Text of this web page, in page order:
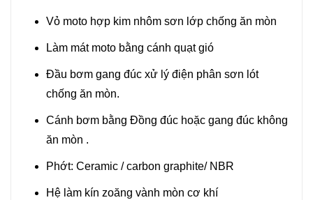
Vỏ moto hợp kim nhôm sơn lớp chống ăn mòn
Làm mát moto bằng cánh quạt gió
Đầu bơm gang đúc xử lý điện phân sơn lót
chống ăn mòn.
Cánh bơm bằng Đồng đúc hoặc gang đúc không
ăn mòn .
Phớt: Ceramic / carbon graphite/ NBR
Hệ làm kín zoăng vành mòn cơ khí